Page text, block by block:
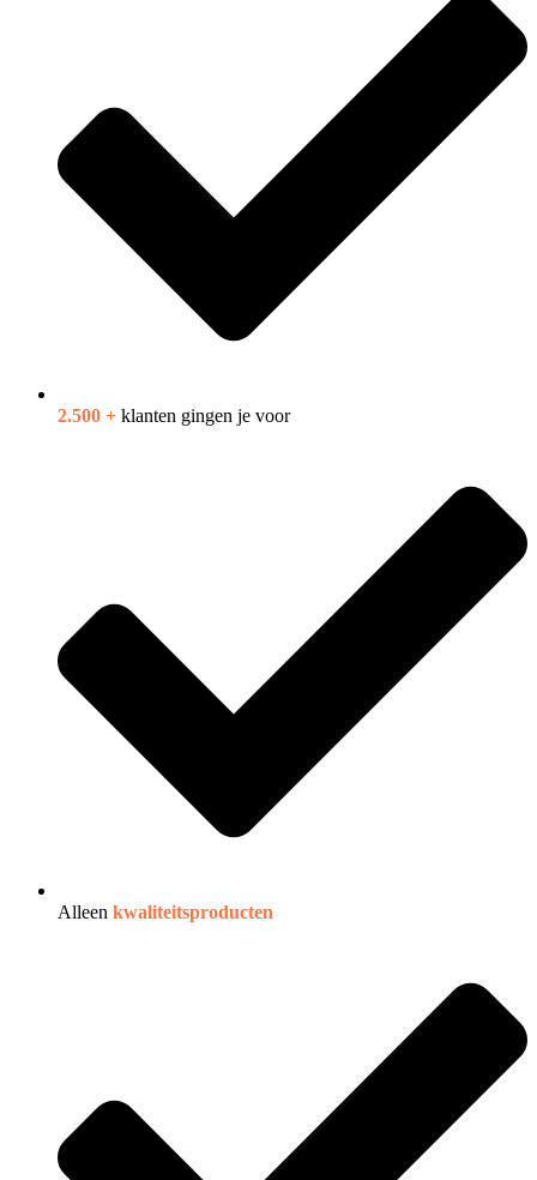
2.500 + klanten gingen je voor
Alleen kwaliteitsproducten